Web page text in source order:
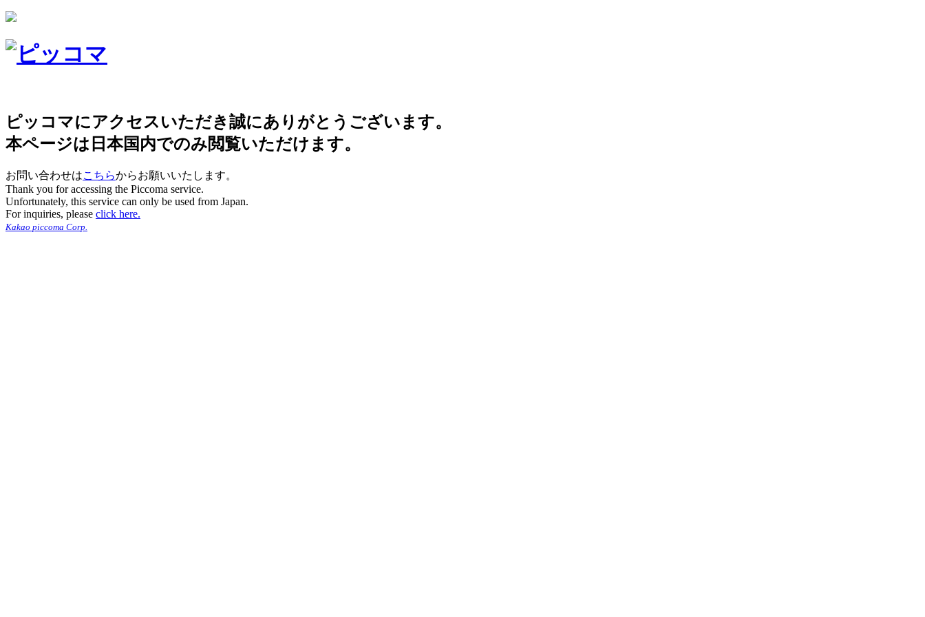
ピッコマにアクセスいただき誠にありがとうございます。
本ページは日本国内でのみ閲覧いただけます。
お問い合わせはこちらからお願いいたします。
Thank you for accessing the Piccoma service.
Unfortunately, this service can only be used from Japan.
For inquiries, please click here.
Kakao piccoma Corp.